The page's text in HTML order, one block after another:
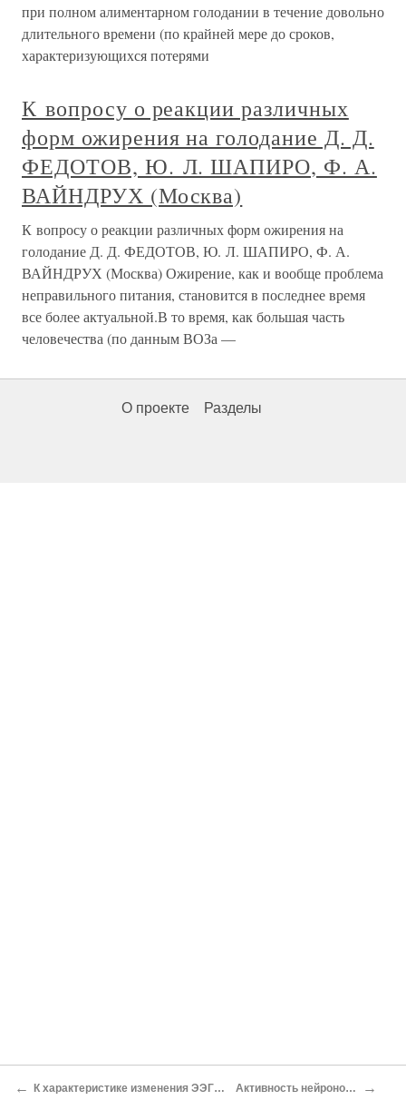
при полном алиментарном голодании в течение довольно
длительного времени (по крайней мере до сроков,
характеризующихся потерями
К вопросу о реакции различных
форм ожирения на голодание Д. Д.
ФЕДОТОВ, Ю. Л. ШАПИРО, Ф. А.
ВАЙНДРУХ (Москва)
К вопросу о реакции различных форм ожирения на
голодание Д. Д. ФЕДОТОВ, Ю. Л. ШАПИРО, Ф. А.
ВАЙНДРУХ (Москва) Ожирение, как и вообще проблема
неправильного питания, становится в последнее время
все более актуальной.В то время, как большая часть
человечества (по данным ВОЗа —
О проекте Разделы
← К характеристике изменения ЭЭГ у больных, находящихся на длительном лечебном голодании В. В. АРШАВСКИЙ, Б. В. КРАЙЦЕРОВ (Москва) Активность нейронов коры головного мозга у голодных животных Ю. А. ФАДЕЕВ (Москва) →